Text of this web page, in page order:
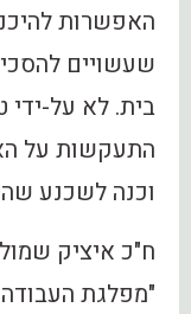
האפשרות
שעשויים
בית. לא על-
התעקשות על
וכנה לשכנע
ח"כ איציק
"מפלגת